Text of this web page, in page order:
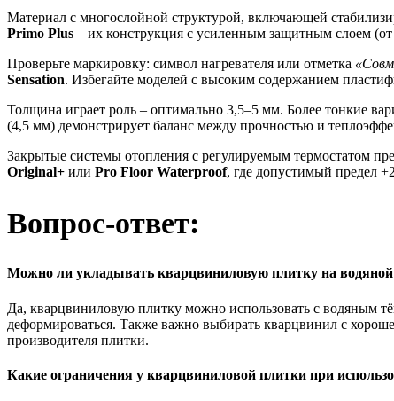
Материал с многослойной структурой, включающей
Primo Plus – их конструкция с усиленным защитным слоем (от
Проверьте маркировку: символ нагревателя или отметка
Sensation. Избегайте моделей с высоким содержанием
Толщина играет роль – оптимально 3,5–5 мм. Более тонкие
(4,5 мм) демонстрирует баланс между прочностью и
Закрытые системы отопления с регулируемым термостатом
Original+ или Pro Floor Waterproof, где допустимый предел
Вопрос-ответ:
Можно ли укладывать кварцвиниловую плитку на
Да, кварцвиниловую плитку можно использовать с водяным
деформироваться. Также важно выбирать кварцвинил с
производителя плитки.
Какие ограничения у кварцвиниловой плитки при